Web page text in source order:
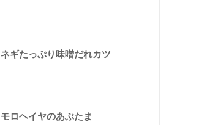
ネギたっぷり味噌だれカツ
モロヘイヤのあぶたま